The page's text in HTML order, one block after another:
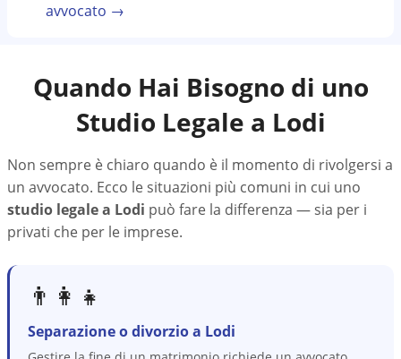
avvocato →
Quando Hai Bisogno di uno
Studio Legale a Lodi
Non sempre è chiaro quando è il momento di rivolgersi a
un avvocato. Ecco le situazioni più comuni in cui uno
studio legale a Lodi può fare la differenza — sia per i
privati che per le imprese.
👨‍👩‍👧
Separazione o divorzio a Lodi